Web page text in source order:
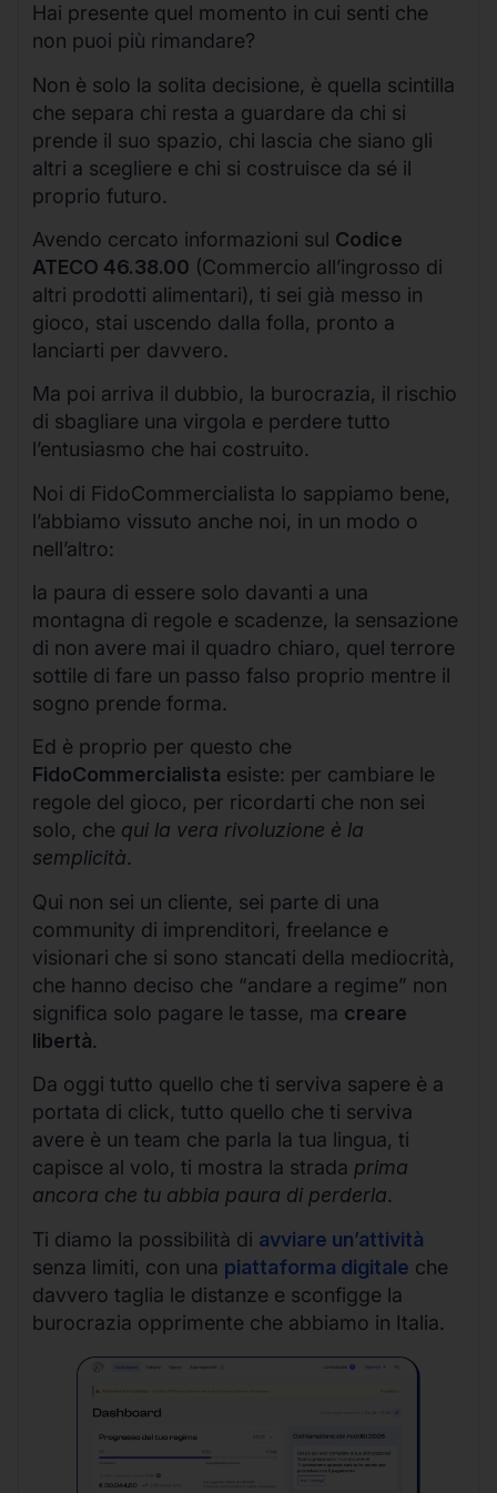
Hai presente quel momento in cui senti che
non puoi più rimandare?
Non è solo la solita decisione, è quella scintilla
che separa chi resta a guardare da chi si
prende il suo spazio, chi lascia che siano gli
altri a scegliere e chi si costruisce da sé il
proprio futuro.
Avendo cercato informazioni sul Codice
ATECO 46.38.00 (Commercio all’ingrosso di
altri prodotti alimentari), ti sei già messo in
gioco, stai uscendo dalla folla, pronto a
lanciarti per davvero.
Ma poi arriva il dubbio, la burocrazia, il rischio
di sbagliare una virgola e perdere tutto
l’entusiasmo che hai costruito.
Noi di FidoCommercialista lo sappiamo bene,
l’abbiamo vissuto anche noi, in un modo o
nell’altro:
la paura di essere solo davanti a una
montagna di regole e scadenze, la sensazione
di non avere mai il quadro chiaro, quel terrore
sottile di fare un passo falso proprio mentre il
sogno prende forma.
Ed è proprio per questo che
FidoCommercialista esiste: per cambiare le
regole del gioco, per ricordarti che non sei
solo, che qui la vera rivoluzione è la
semplicità.
Qui non sei un cliente, sei parte di una
community di imprenditori, freelance e
visionari che si sono stancati della mediocrità,
che hanno deciso che “andare a regime” non
significa solo pagare le tasse, ma creare
libertà.
Da oggi tutto quello che ti serviva sapere è a
portata di click, tutto quello che ti serviva
avere è un team che parla la tua lingua, ti
capisce al volo, ti mostra la strada prima
ancora che tu abbia paura di perderla.
Ti diamo la possibilità di avviare un’attività
senza limiti, con una piattaforma digitale che
davvero taglia le distanze e sconfigge la
burocrazia opprimente che abbiamo in Italia.